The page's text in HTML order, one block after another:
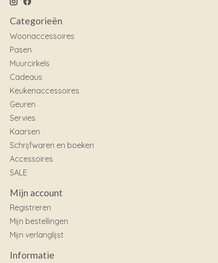
Categorieën
Woonaccessoires
Pasen
Muurcirkels
Cadeaus
Keukenaccessoires
Geuren
Servies
Kaarsen
Schrijfwaren en boeken
Accessoires
SALE
Mijn account
Registreren
Mijn bestellingen
Mijn verlanglijst
Informatie